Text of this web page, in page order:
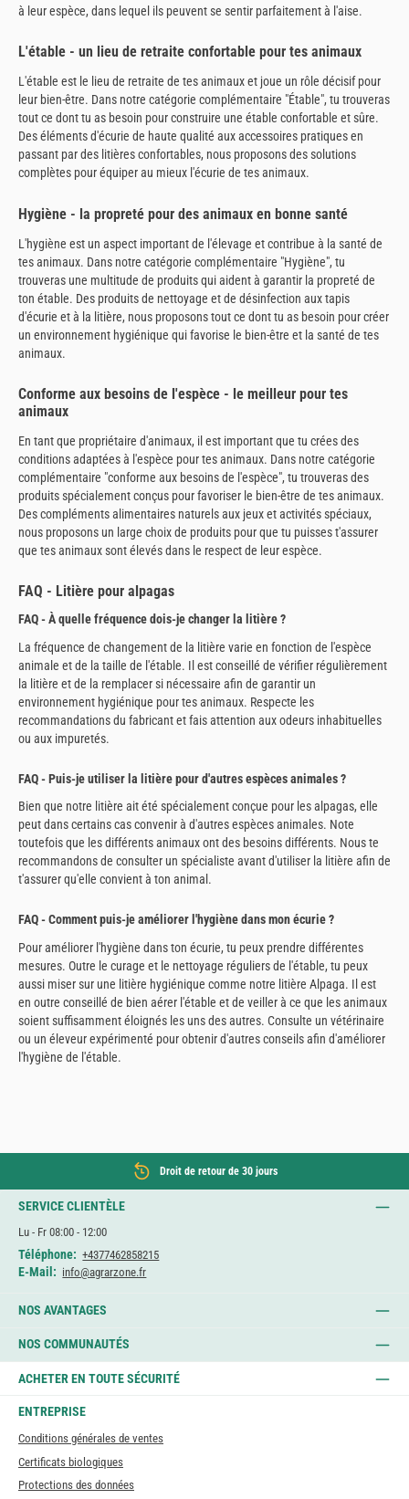
à leur espèce, dans lequel ils peuvent se sentir parfaitement à l'aise.
L'étable - un lieu de retraite confortable pour tes animaux
L'étable est le lieu de retraite de tes animaux et joue un rôle décisif pour
leur bien-être. Dans notre catégorie complémentaire "Étable", tu trouveras
tout ce dont tu as besoin pour construire une étable confortable et sûre.
Des éléments d'écurie de haute qualité aux accessoires pratiques en
passant par des litières confortables, nous proposons des solutions
complètes pour équiper au mieux l'écurie de tes animaux.
Hygiène - la propreté pour des animaux en bonne santé
L'hygiène est un aspect important de l'élevage et contribue à la santé de
tes animaux. Dans notre catégorie complémentaire "Hygiène", tu
trouveras une multitude de produits qui aident à garantir la propreté de
ton étable. Des produits de nettoyage et de désinfection aux tapis
d'écurie et à la litière, nous proposons tout ce dont tu as besoin pour créer
un environnement hygiénique qui favorise le bien-être et la santé de tes
animaux.
Conforme aux besoins de l'espèce - le meilleur pour tes
animaux
En tant que propriétaire d'animaux, il est important que tu crées des
conditions adaptées à l'espèce pour tes animaux. Dans notre catégorie
complémentaire "conforme aux besoins de l'espèce", tu trouveras des
produits spécialement conçus pour favoriser le bien-être de tes animaux.
Des compléments alimentaires naturels aux jeux et activités spéciaux,
nous proposons un large choix de produits pour que tu puisses t'assurer
que tes animaux sont élevés dans le respect de leur espèce.
FAQ - Litière pour alpagas
FAQ - À quelle fréquence dois-je changer la litière ?
La fréquence de changement de la litière varie en fonction de l'espèce
animale et de la taille de l'étable. Il est conseillé de vérifier régulièrement
la litière et de la remplacer si nécessaire afin de garantir un
environnement hygiénique pour tes animaux. Respecte les
recommandations du fabricant et fais attention aux odeurs inhabituelles
ou aux impuretés.
FAQ - Puis-je utiliser la litière pour d'autres espèces animales ?
Bien que notre litière ait été spécialement conçue pour les alpagas, elle
peut dans certains cas convenir à d'autres espèces animales. Note
toutefois que les différents animaux ont des besoins différents. Nous te
recommandons de consulter un spécialiste avant d'utiliser la litière afin de
t'assurer qu'elle convient à ton animal.
FAQ - Comment puis-je améliorer l'hygiène dans mon écurie ?
Pour améliorer l'hygiène dans ton écurie, tu peux prendre différentes
mesures. Outre le curage et le nettoyage réguliers de l'étable, tu peux
aussi miser sur une litière hygiénique comme notre litière Alpaga. Il est
en outre conseillé de bien aérer l'étable et de veiller à ce que les animaux
soient suffisamment éloignés les uns des autres. Consulte un vétérinaire
ou un éleveur expérimenté pour obtenir d'autres conseils afin d'améliorer
l'hygiène de l'étable.
Droit de retour de 30 jours
SERVICE CLIENTÈLE
Lu - Fr 08:00 - 12:00
Téléphone: +4377462858215
E-Mail: info@agrarzone.fr
NOS AVANTAGES
NOS COMMUNAUTÉS
ACHETER EN TOUTE SÉCURITÉ
ENTREPRISE
Conditions générales de ventes
Certificats biologiques
Protections des données